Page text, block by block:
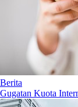
Berita
Gugatan Kuota